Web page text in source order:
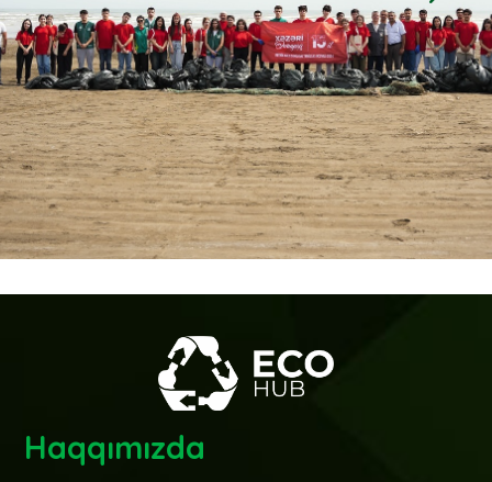
Haqqımızda